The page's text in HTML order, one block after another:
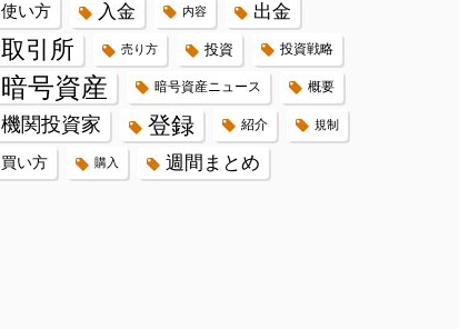
使い方 入金 内容 出金
取引所 売り方 投資 投資戦略
暗号資産 暗号資産ニュース 概要
機関投資家 登録 紹介 規制
買い方 購入 週間まとめ